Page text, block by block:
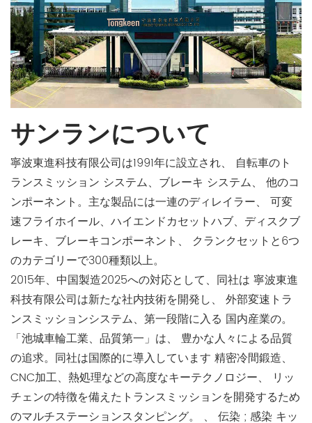
サンランについて
寧波東進科技有限公司は1991年に設立され、 自転車のト
ランスミッション システム、ブレーキ システム、 他のコ
ンポーネント。主な製品には一連のディレイラー、 可変
速フライホイール、ハイエンドカセットハブ、ディスクブ
レーキ、ブレーキコンポーネント、 クランクセットと6つ
のカテゴリーで300種類以上。
2015年、中国製造2025への対応として、同社は 寧波東進
科技有限公司は新たな社内技術を開発し、 外部変速トラ
ンスミッションシステム、第一段階に入る 国内産業の。
「池城車輪工業、品質第一」は、 豊かな人々による品質
の追求。同社は国際的に導入しています 精密冷間鍛造、
CNC加工、熱処理などの高度なキーテクノロジー、 リッ
チェンの特徴を備えたトランスミッションを開発するため
のマルチステーションスタンピング。 、 伝染 ; 感染 キッ